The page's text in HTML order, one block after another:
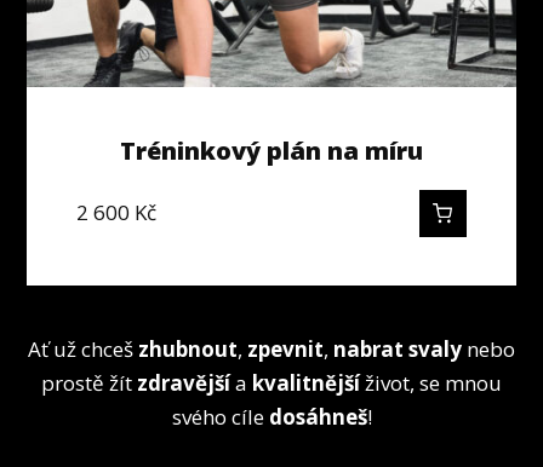
Tréninkový plán na míru
2 600 Kč
Ať už chceš zhubnout, zpevnit, nabrat svaly nebo
prostě žít zdravějšía kvalitnějšíživot, se mnou
svého cíle dosáhneš!